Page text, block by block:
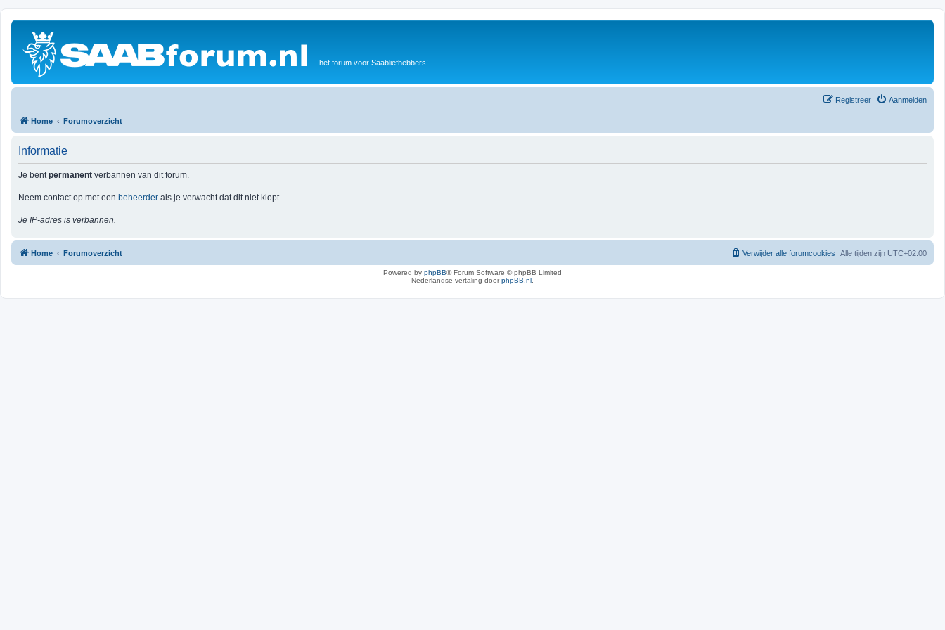
het forum voor Saabliefhebbers!
Aanmelden
Registreer
Home Forumoverzicht
Informatie
Je bentpermanent verbannen van dit forum.
Neem contact op met een beheerder als je verwacht dat dit niet klopt.
Je IP-adres is verbannen.
Home Forumoverzicht Alle tijden zijn UTC+02:00
Verwijder alle forumcookies
Powered by phpBB® Forum Software © phpBB Limited
Nederlandse vertaling doorphpBB.nl